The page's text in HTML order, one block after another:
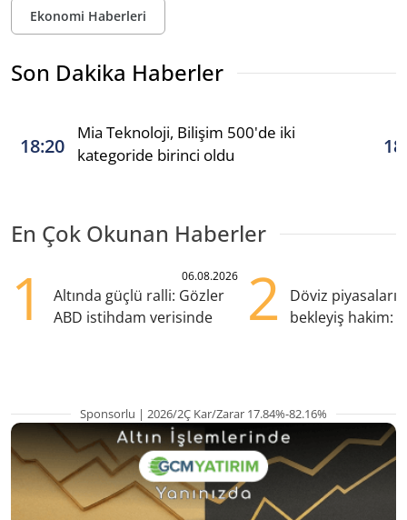
Ekonomi Haberleri
Son Dakika Haberler
18:20
Mia Teknoloji, Bilişim 500'de iki
kategoride birinci oldu
En Çok Okunan Haberler
1 06.08.2026
Altında güçlü ralli: Gözler
ABD istihdam verisinde
2
Döviz
bekleyiş hakim:
Sponsorlu | 2026/2Ç Kar/Zarar 17.84%-82.16%